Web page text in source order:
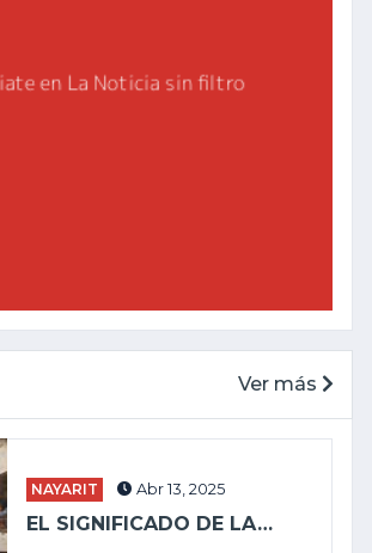
Ver más
NAYARIT Abr 13, 2025
EL SIGNIFICADO DE LA…